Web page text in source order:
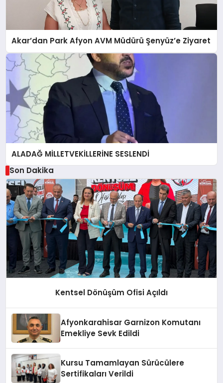
Akar’dan Park Afyon AVM Müdürü Şenyüz’e Ziyaret
ALADAĞ MİLLETVEKİLLERİNE SESLENDİ
Son Dakika
Kentsel Dönüşüm Ofisi Açıldı
Afyonkarahisar Garnizon Komutanı
Emekliye Sevk Edildi
Kursu Tamamlayan Sürücülere
Sertifikaları Verildi